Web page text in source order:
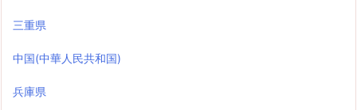
三重県
中国(中華人民共和国)
兵庫県